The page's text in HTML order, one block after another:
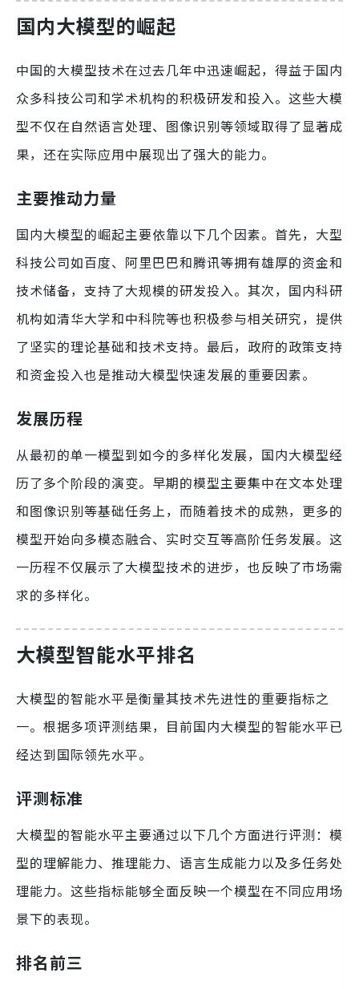
国内大模型的崛起
中国的大模型技术在过去几年中迅速崛起，得益于国内
众多科技公司和学术机构的积极研发和投入。这些大模
型不仅在自然语言处理、图像识别等领域取得了显著成
果，还在实际应用中展现出了强大的能力。
主要推动力量
国内大模型的崛起主要依靠以下几个因素。首先，大型
科技公司如百度、阿里巴巴和腾讯等拥有雄厚的资金和
技术储备，支持了大规模的研发投入。其次，国内科研
机构如清华大学和中科院等也积极参与相关研究，提供
了坚实的理论基础和技术支持。最后，政府的政策支持
和资金投入也是推动大模型快速发展的重要因素。
发展历程
从最初的单一模型到如今的多样化发展，国内大模型经
历了多个阶段的演变。早期的模型主要集中在文本处理
和图像识别等基础任务上，而随着技术的成熟，更多的
模型开始向多模态融合、实时交互等高阶任务发展。这
一历程不仅展示了大模型技术的进步，也反映了市场需
求的多样化。
大模型智能水平排名
大模型的智能水平是衡量其技术先进性的重要指标之
一。根据多项评测结果，目前国内大模型的智能水平已
经达到国际领先水平。
评测标准
大模型的智能水平主要通过以下几个方面进行评测：模
型的理解能力、推理能力、语言生成能力以及多任务处
理能力。这些指标能够全面反映一个模型在不同应用场
景下的表现。
排名前三